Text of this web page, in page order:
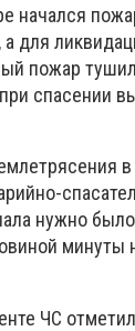
начался
для
пожар
спасении
нужно
минуты
ЧС